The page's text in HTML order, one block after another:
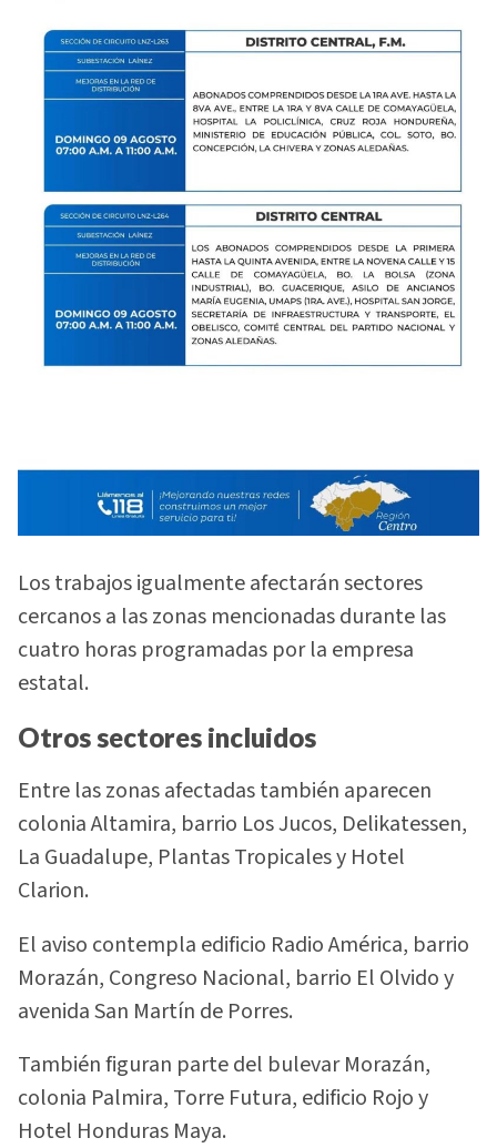
Los trabajos igualmente afectarán sectores
cercanos a las zonas mencionadas durante las
cuatro horas programadas por la empresa
estatal.
Otros sectores incluidos
Entre las zonas afectadas también aparecen
colonia Altamira, barrio Los Jucos, Delikatessen,
La Guadalupe, Plantas Tropicales y Hotel
Clarion.
El aviso contempla edificio Radio América, barrio
Morazán, Congreso Nacional, barrio El Olvido y
avenida San Martín de Porres.
También figuran parte del bulevar Morazán,
colonia Palmira, Torre Futura, edificio Rojo y
Hotel Honduras Maya.